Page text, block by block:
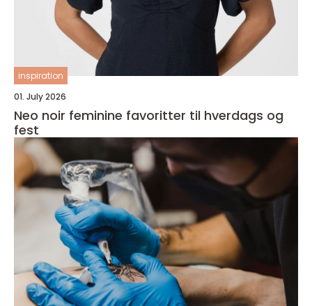
inspiration
01. July 2026
Neo noir feminine favoritter til hverdags og
fest